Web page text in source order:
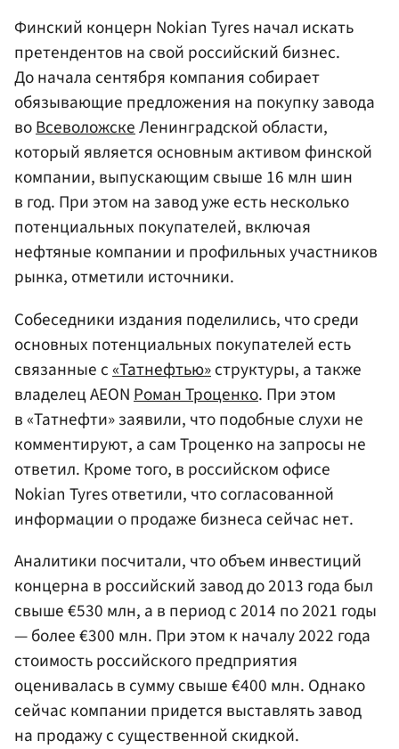
Финский концерн Nokian Tyres начал искать
претендентов на свой российский бизнес.
До начала сентября компания собирает
обязывающие предложения на покупку завода
воВсеволожскеЛенинградской области,
который является основным активом финской
компании, выпускающим свыше 16 млн шин
в год. При этом на завод уже есть несколько
потенциальных покупателей, включая
нефтяные компании и профильных участников
рынка, отметили источники.
Собеседники издания поделились, что среди
основных потенциальных покупателей есть
связанные с«Татнефтью»структуры, а также
владелец AEON Роман Троценко. При этом
в «Татнефти» заявили, что подобные слухи не
комментируют, а сам Троценко на запросы не
ответил. Кроме того, в российском офисе
Nokian Tyres ответили, что согласованной
информации о продаже бизнеса сейчас нет.
Аналитики посчитали, что объем инвестиций
концерна в российский завод до 2013 года был
свыше €530 млн, а в период с 2014 по 2021 годы
— более €300 млн. При этом к началу 2022 года
стоимость российского предприятия
оценивалась в сумму свыше €400 млн. Однако
сейчас компании придется выставлять завод
на продажу с существенной скидкой.